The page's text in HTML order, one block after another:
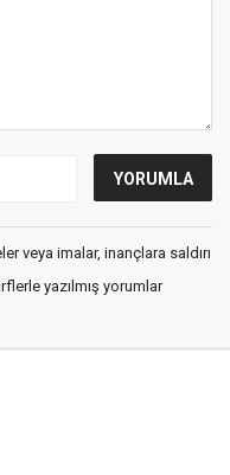
veya imalar, inançlara saldırı
yazılmış yorumlar